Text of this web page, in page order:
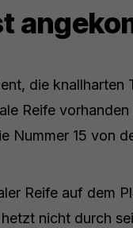
die knallharten
Reife
Nummer 15 von
Reife auf dem
nicht durch